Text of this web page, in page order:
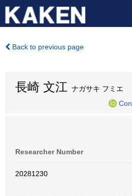
Back to previous page
長崎 文江 ナガサキ フミエ
Researcher Number
20281230